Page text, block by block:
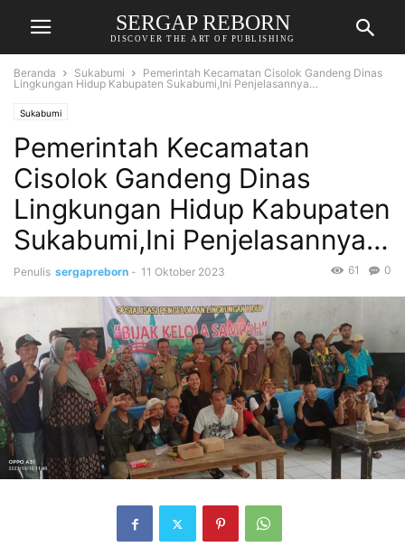
SERGAP REBORN
DISCOVER THE ART OF PUBLISHING
Beranda Sukabumi
Pemerintah Kecamatan Cisolok Gandeng Dinas
Lingkungan Hidup Kabupaten Sukabumi,Ini Penjelasannya…
Sukabumi
Pemerintah Kecamatan
Cisolok Gandeng Dinas
Lingkungan Hidup Kabupaten
Sukabumi,Ini Penjelasannya…
Penulis sergapreborn - 11 Oktober 2023 0
61